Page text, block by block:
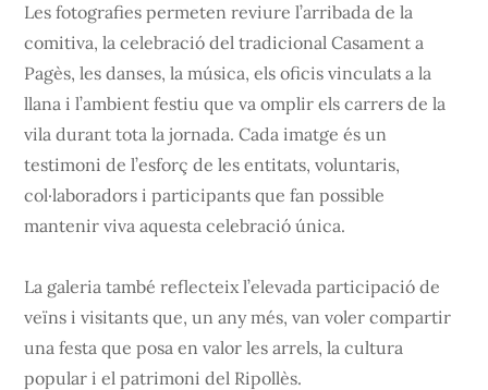
Les fotografies permeten reviure l’arribada de la
comitiva, la celebració del tradicional Casament a
Pagès, les danses, la música, els oficis vinculats a la
llana i l’ambient festiu que va omplir els carrers de la
vila durant tota la jornada. Cada imatge és un
testimoni de l’esforç de les entitats, voluntaris,
col·laboradors i participants que fan possible
mantenir viva aquesta celebració única.
La galeria també reflecteix l’elevada participació de
veïns i visitants que, un any més, van voler compartir
una festa que posa en valor les arrels, la cultura
popular i el patrimoni del Ripollès.